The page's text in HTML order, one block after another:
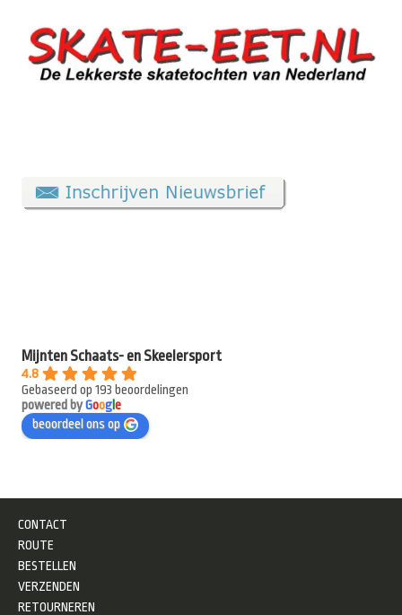
Mijnten Schaats- en Skeelersport
4.8
Gebaseerd op 193 beoordelingen
powered byGooge
beoordeel ons op
CONTACT
ROUTE
BESTELLEN
VERZENDEN
RETOURNEREN